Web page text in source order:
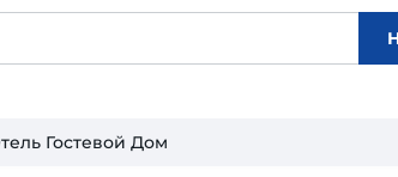
Гостевой Дом